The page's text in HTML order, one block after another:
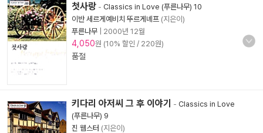
첫사랑 - Classics in Love (푸른나무) 10
이반 세르게예비치 뚜르게녜프 (지은이)
푸른나무
2000년 12월
4,050원 (10% 할인 / 220원)
품절
키다리 아저씨 그 후 이야기 - Classics in Love
(푸른나무) 9
진 웹스터 (지은이)